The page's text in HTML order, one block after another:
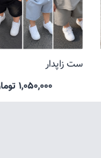
ست زاپدار
1,050,000 تومان